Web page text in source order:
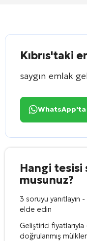
Kıbrıs'taki
saygın emlak
WhatsApp'ta
Hangi tesisi
musunuz?
3 soruyu yanıtlayın
elde edin
Geliştirici
doğrulanmış mülkler